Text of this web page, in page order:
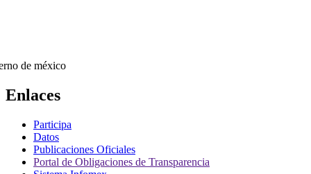
Enlaces
Participa
Datos
Publicaciones Oficiales
Portal de Obligaciones de Transparencia